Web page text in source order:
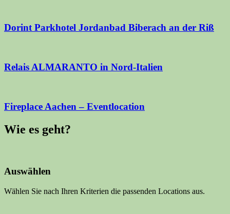
Dorint Parkhotel Jordanbad Biberach an der Riß
Relais ALMARANTO in Nord-Italien
Fireplace Aachen – Eventlocation
Wie es geht?
Auswählen
Wählen Sie nach Ihren Kriterien die passenden Locations aus.